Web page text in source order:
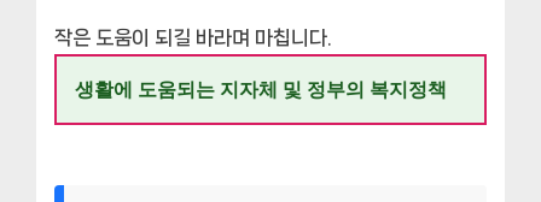
작은 도움이 되길 바라며 마칩니다.
생활에 도움되는 지자체 및 정부의 복지정책